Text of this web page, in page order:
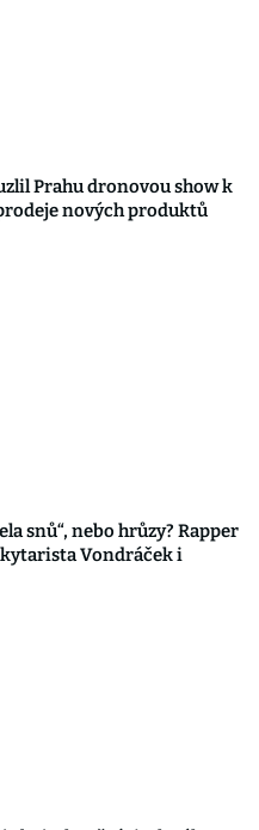
Prahu dronovou show k
nových produktů
snů“, nebo hrůzy? Rapper
Vondráček i